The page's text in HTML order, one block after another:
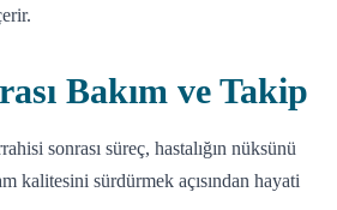
Bakım ve Takip
sonrası süreç, hastalığın nüksünü
kalitesini sürdürmek açısından hayati